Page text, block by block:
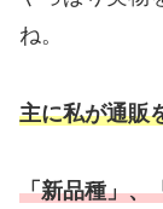
ね。
主に私が通販
「新品種」、